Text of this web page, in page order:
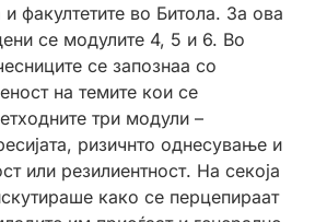
факултетите во Битола. За ова
се модулите 4, 5 и 6. Во
се запознаа со
на темите кои се
три модули –
ризичнто однесување и
или резилиентност. На секоја
како се перцепираат